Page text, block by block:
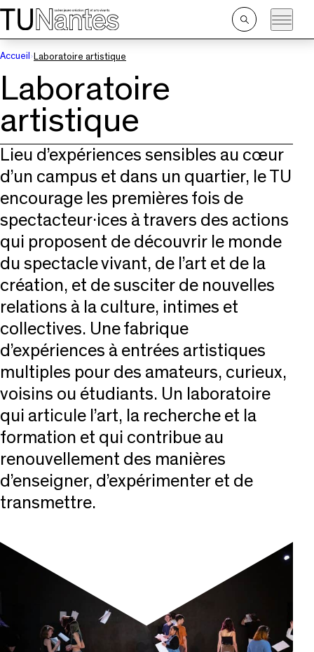
Passer directement à la navigation
Passer directement au contenu principal
Ouvrir
la
Accueil
Laboratoire artistique
Laboratoire
artistique
Lieu d’expériences sensibles au cœur
d’un campus et dans un quartier, le TU
encourage les premières fois de
spectacteur·ices à travers des actions
qui proposent de découvrir le monde
du spectacle vivant, de l’art et de la
création, et de susciter de nouvelles
relations à la culture, intimes et
collectives. Une fabrique
d’expériences à entrées artistiques
multiples pour des amateurs, curieux,
voisins ou étudiants. Un laboratoire
qui articule l’art, la recherche et la
formation et qui contribue au
renouvellement des manières
d’enseigner, d’expérimenter et de
transmettre.